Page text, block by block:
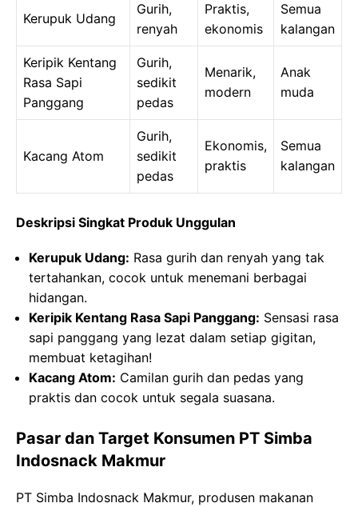
Kerupuk Udang
Gurih,
renyah
Praktis,
ekonomis
Semua
kalangan
Keripik Kentang
Rasa Sapi
Panggang
Gurih,
sedikit
pedas
Menarik,
modern
Anak
muda
Kacang Atom
Gurih,
sedikit
pedas
Ekonomis,
praktis
Semua
kalangan
Deskripsi Singkat Produk Unggulan
Kerupuk Udang: Rasa gurih dan renyah yang tak
tertahankan, cocok untuk menemani berbagai
hidangan.
Keripik Kentang Rasa Sapi Panggang: Sensasi rasa
sapi panggang yang lezat dalam setiap gigitan,
membuat ketagihan!
Kacang Atom: Camilan gurih dan pedas yang
praktis dan cocok untuk segala suasana.
Pasar dan Target Konsumen PT Simba
Indosnack Makmur
PT Simba Indosnack Makmur, produsen makanan